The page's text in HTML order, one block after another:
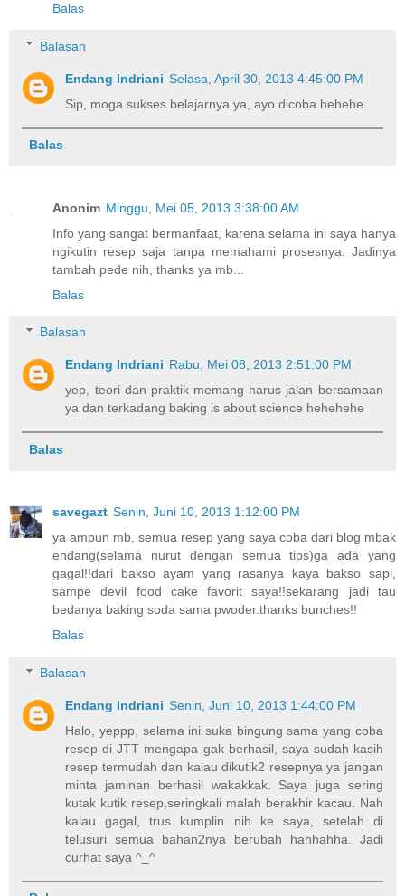
Balas
Balasan
Endang Indriani Selasa, April 30, 2013 4:45:00 PM
Sip, moga sukses belajarnya ya, ayo dicoba hehehe
Balas
Anonim Minggu, Mei 05, 2013 3:38:00 AM
Info yang sangat bermanfaat, karena selama ini saya hanya
ngikutin resep saja tanpa memahami prosesnya. Jadinya
tambah pede nih, thanks ya mb...
Balas
Balasan
Endang Indriani Rabu, Mei 08, 2013 2:51:00 PM
yep, teori dan praktik memang harus jalan bersamaan
ya dan terkadang baking is about science hehehehe
Balas
savegazt Senin, Juni 10, 2013 1:12:00 PM
ya ampun mb, semua resep yang saya coba dari blog mbak
endang(selama nurut dengan semua tips)ga ada yang
gagal!!dari bakso ayam yang rasanya kaya bakso sapi,
sampe devil food cake favorit saya!!sekarang jadi tau
bedanya baking soda sama pwoder.thanks bunches!!
Balas
Balasan
Endang Indriani Senin, Juni 10, 2013 1:44:00 PM
Halo, yeppp, selama ini suka bingung sama yang coba
resep di JTT mengapa gak berhasil, saya sudah kasih
resep termudah dan kalau dikutik2 resepnya ya jangan
minta jaminan berhasil wakakkak. Saya juga sering
kutak kutik resep,seringkali malah berakhir kacau. Nah
kalau gagal, trus kumplin nih ke saya, setelah di
telusuri semua bahan2nya berubah hahhahha. Jadi
curhat saya ^_^